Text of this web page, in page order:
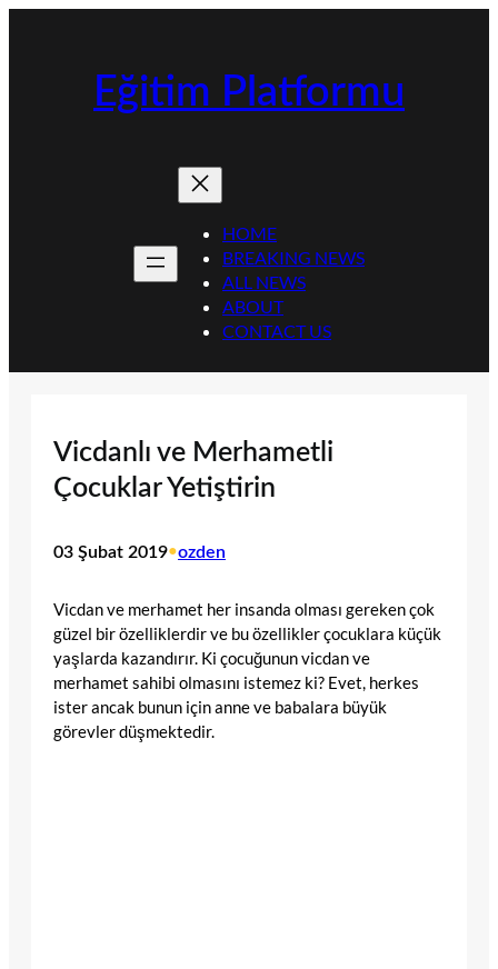
Eğitim Platformu
HOME
BREAKING NEWS
ALL NEWS
ABOUT
CONTACT US
Vicdanlı ve Merhametli
Çocuklar Yetiştirin
03 Şubat 2019•ozden
Vicdan ve merhamet her insanda olması gereken çok
güzel bir özelliklerdir ve bu özellikler çocuklara küçük
yaşlarda kazandırır. Ki çocuğunun vicdan ve
merhamet sahibi olmasını istemez ki? Evet, herkes
ister ancak bunun için anne ve babalara büyük
görevler düşmektedir.